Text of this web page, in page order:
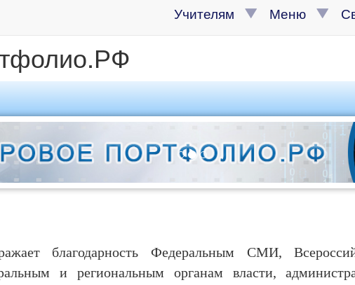
Учителям Меню
благодарность Федеральным СМИ,
и региональным органам власти,